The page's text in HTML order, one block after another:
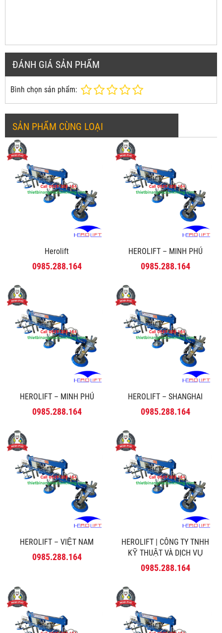
ĐÁNH GIÁ SẢN PHẨM
Bình chọn sản phẩm:
SẢN PHẨM CÙNG LOẠI
Herolift
0985.288.164
HEROLIFT – MINH PHÚ
0985.288.164
HEROLIFT – MINH PHÚ
0985.288.164
HEROLIFT – SHANGHAI
0985.288.164
HEROLIFT – VIỆT NAM
0985.288.164
HEROLIFT | CÔNG TY TNHH
KỸ THUẬT VÀ DỊCH VỤ
MINH PHÚ
0985.288.164